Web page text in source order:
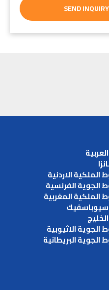
SEND INQUIRY
الملكية الاردنية
الجوية الفرنسية
الملكية المغربية
سيوباسفيك
الجوية الاثيوبية
الجوية البريطانية